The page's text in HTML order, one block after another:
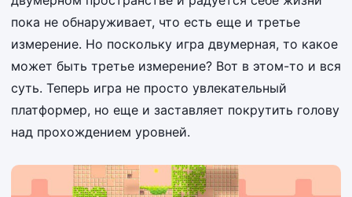
пока не обнаруживает, что есть еще и третье
измерение. Но поскольку игра двумерная, то какое
может быть третье измерение? Вот в этом-то и вся
суть. Теперь игра не просто увлекательный
платформер, но еще и заставляет покрутить голову
над прохождением уровней.